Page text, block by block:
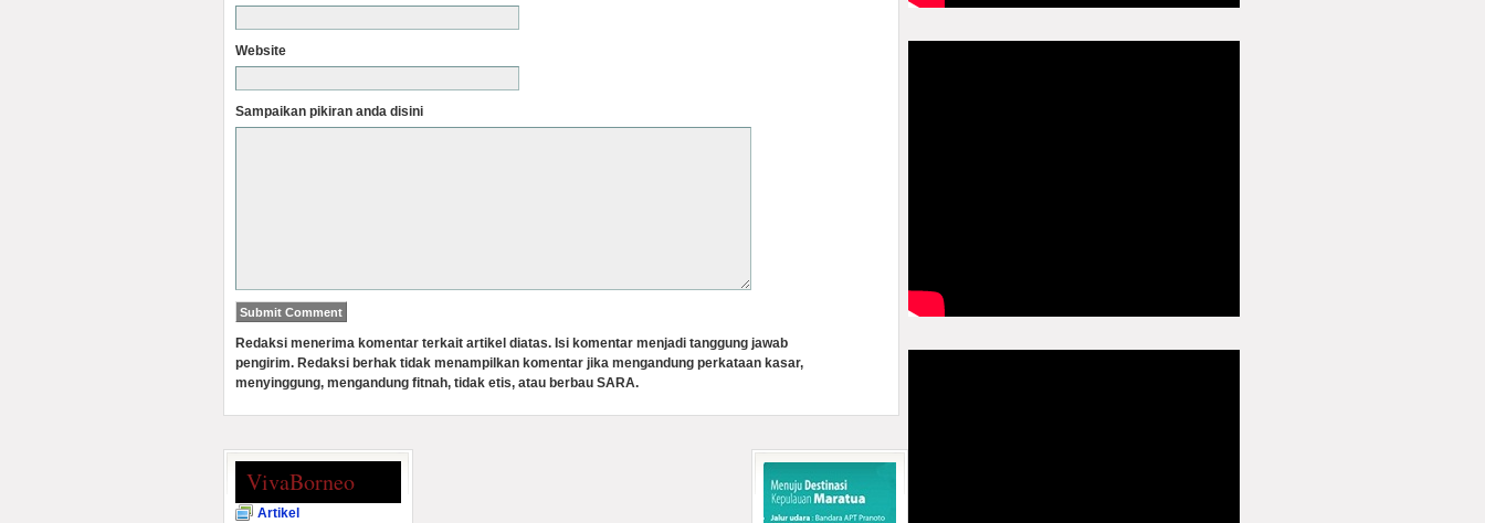
Website
Sampaikan pikiran anda disini
Redaksi menerima komentar terkait artikel diatas. Isi komentar menjadi tanggung jawab
pengirim. Redaksi berhak tidak menampilkan komentar jika mengandung perkataan kasar,
menyinggung, mengandung fitnah, tidak etis, atau berbau SARA.
VivaBorneo
Artikel